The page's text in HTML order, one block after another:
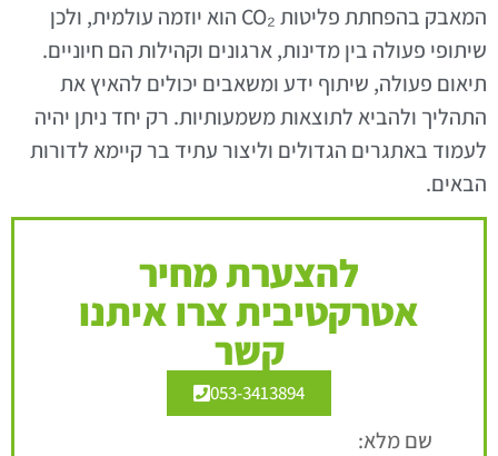
המאבק בהפחתת פליטות CO₂ הוא יוזמה עולמית, ולכן
שיתופי פעולה בין מדינות, ארגונים וקהילות הם חיוניים.
תיאום פעולה, שיתוף ידע ומשאבים יכולים להאיץ את
התהליך ולהביא לתוצאות משמעותיות. רק יחד ניתן יהיה
לעמוד באתגרים הגדולים וליצור עתיד בר קיימא לדורות
הבאים.
להצערת מחיר
אטרקטיבית צרו איתנו
קשר
053-3413894